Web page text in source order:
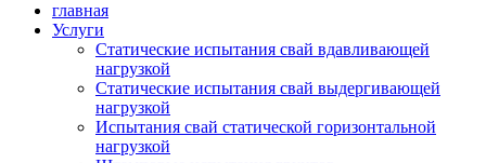
главная
Услуги
Статические испытания свай вдавливающей
нагрузкой
Статические испытания свай выдергивающей
нагрузкой
Испытания свай статической горизонтальной
нагрузкой